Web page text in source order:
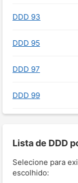
DDD 93
DDD 95
DDD 97
DDD 99
Lista de DDD
Selecione para
escolhido: